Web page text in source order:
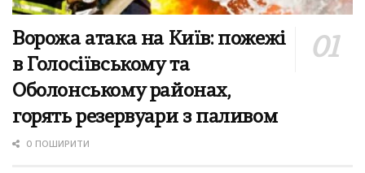
Ворожа атака на Київ: пожежі
в Голосіївському та
Оболонському районах,
горять резервуари з паливом
0 ПОШИРИТИ